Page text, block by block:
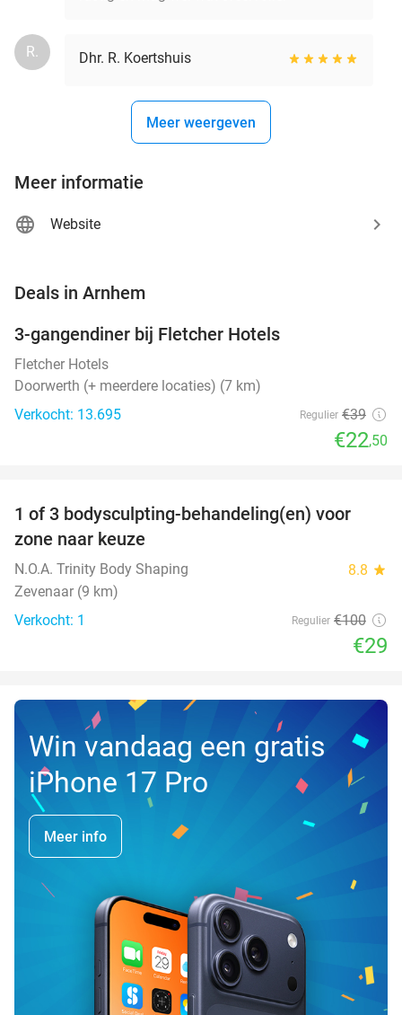
R. Dhr. R. Koertshuis
Meer weergeven
Meer informatie
Website
Deals in Arnhem
3-gangendiner bij Fletcher Hotels
Fletcher Hotels
Doorwerth (+ meerdere locaties) (7 km)
Verkocht: 13.695
Regulier €39
€22,50
71%
TODAY
1 of 3 bodysculpting-behandeling(en) voor
zone naar keuze
N.O.A. Trinity Body Shaping 8.8 star
Zevenaar (9 km)
Verkocht: 1
Regulier €100
€29
Win vandaag een gratis
iPhone 17 Pro
Meer info